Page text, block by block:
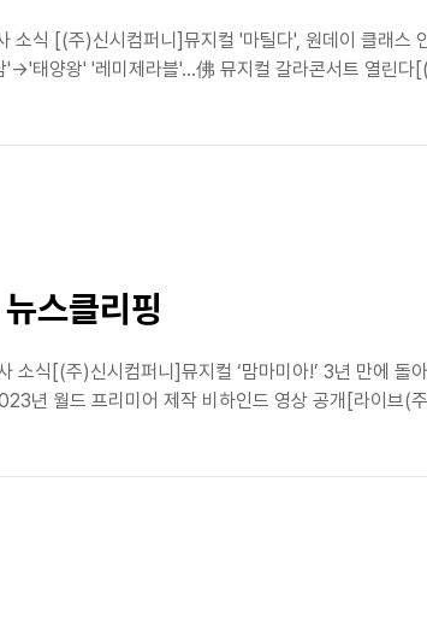
식 [(주)신시컴퍼니]뮤지컬 '마틸다', 원데이 클래
태양왕' '레미제라블'...佛 뮤지컬 갈라콘서트 열린다
스클리핑
식[(주)신시컴퍼니]뮤지컬 ‘맘마미아!’ 3년 만에
년 월드 프리미어 제작 비하인드 영상 공개[라이브(